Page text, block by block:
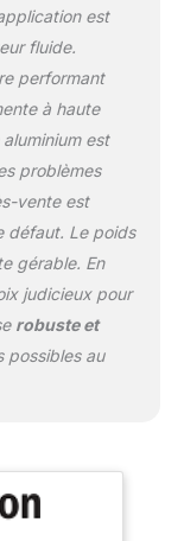
en douceur
de vitesse
kilomètres
besoins
votre
Course
mesure
et
est
fluide.
performant
à haute
est
problèmes
vente est
défaut. Le poids
gérable. En
judicieux pour
robuste et
possibles au